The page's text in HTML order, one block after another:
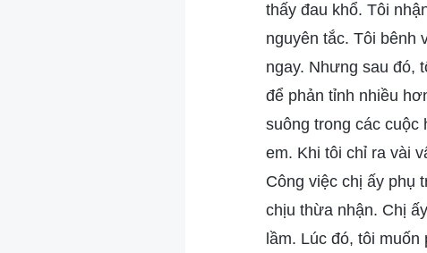
thấy đau khổ. Tôi
nguyên tắc. Tôi bênh
ngay. Nhưng sau đó,
để phản tỉnh nhiều
suông trong các cuộc
em. Khi tôi chỉ ra vài
Công việc chị ấy phụ
chịu thừa nhận. Chị
lầm. Lúc đó, tôi